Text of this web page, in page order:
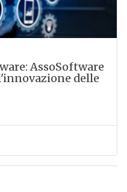
AssoSoftware
delle